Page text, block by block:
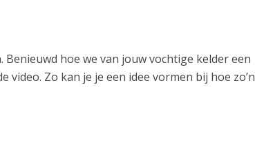
hoe we van jouw vochtige kelder een
Zo kan je je een idee vormen bij hoe zo’n